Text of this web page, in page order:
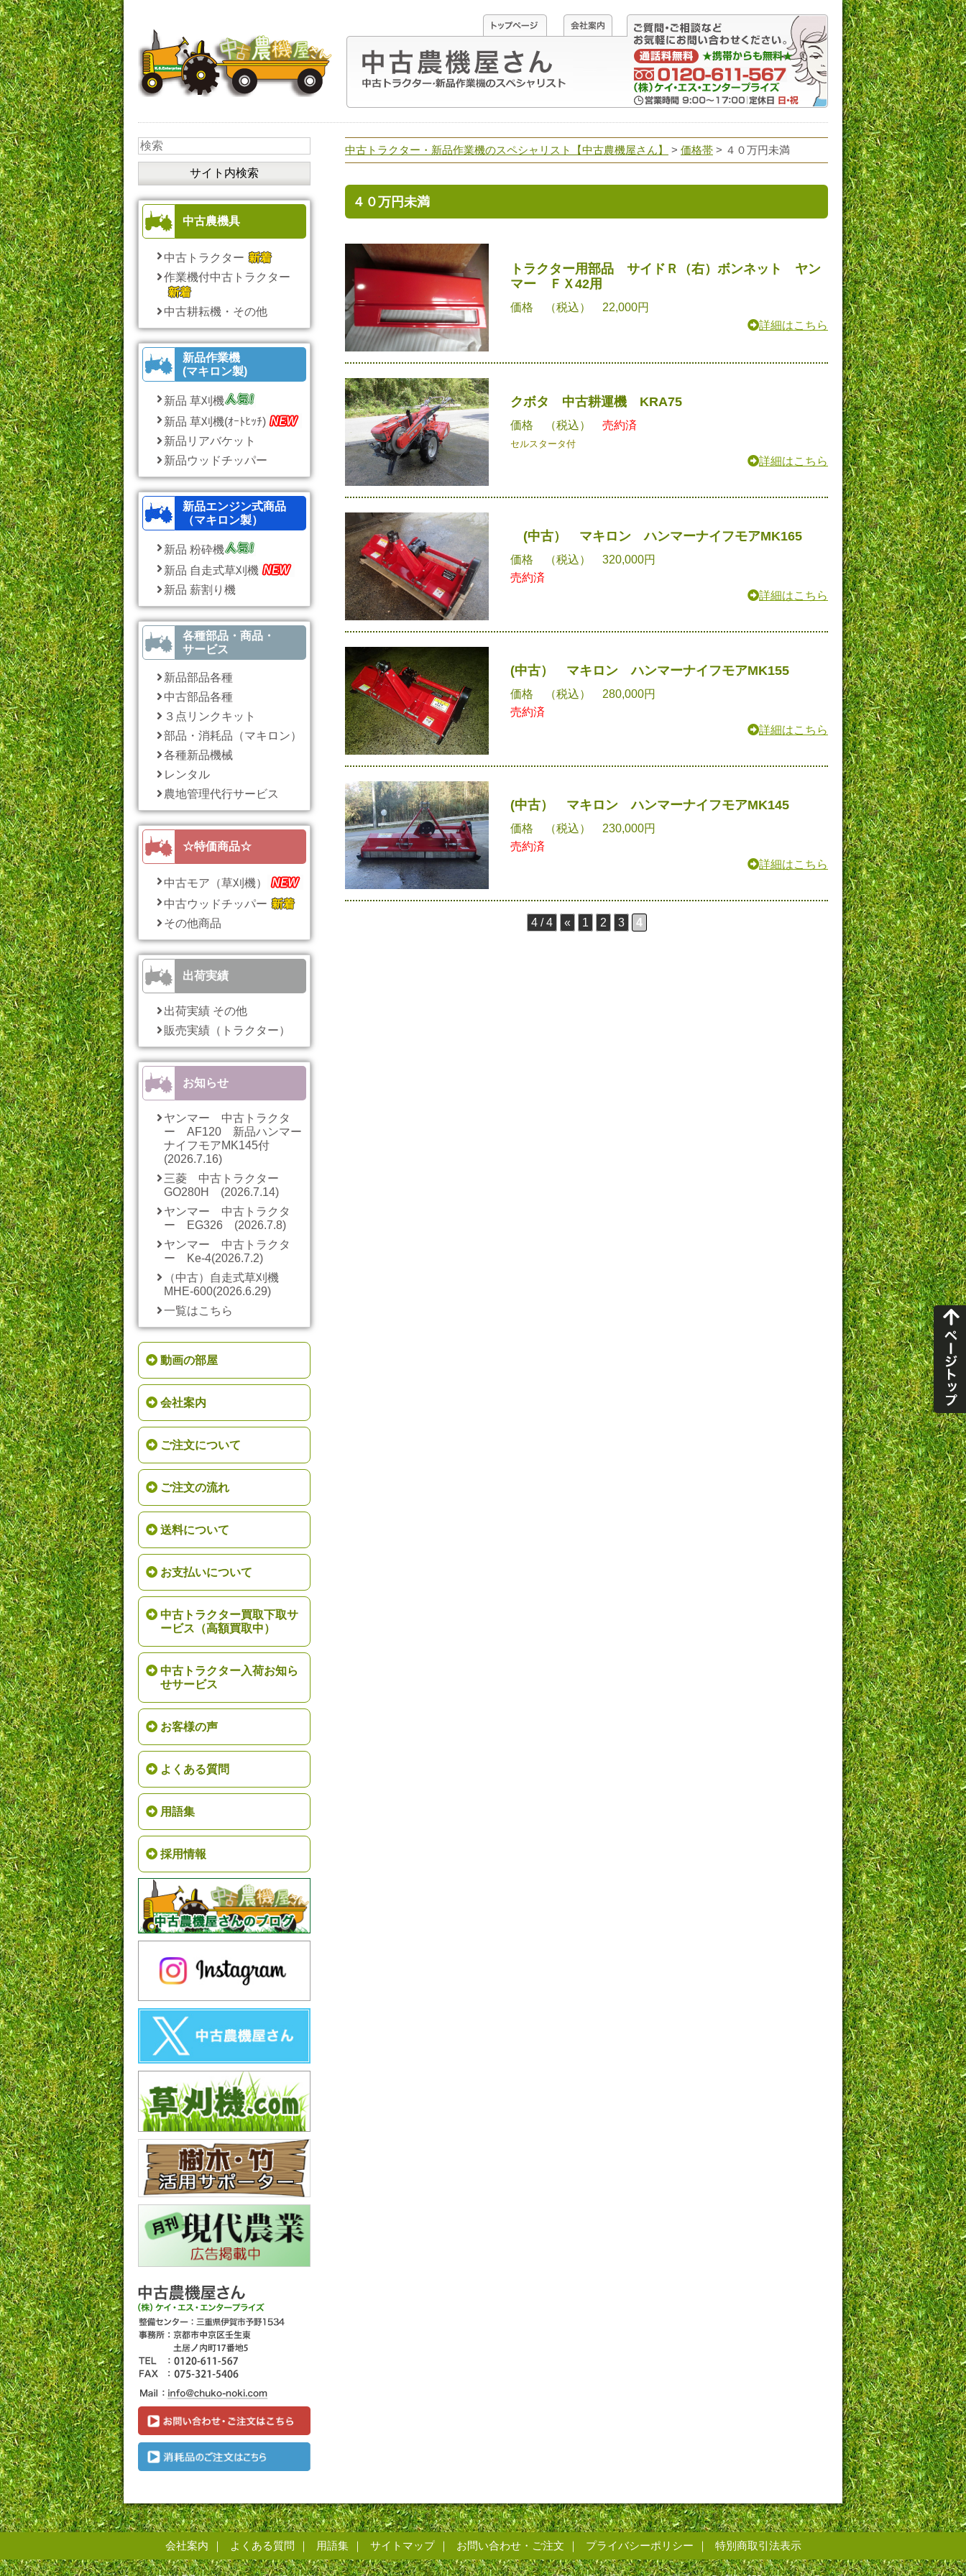
中古農機具
中古トラクター
作業機付中古トラクター
中古耕耘機・その他
新品作業機
(マキロン製)
新品 草刈機
新品 草刈機(ｵｰﾄﾋｯﾁ)
新品リアバケット
新品ウッドチッパー
新品エンジン式商品
（マキロン製）
新品 粉砕機
新品 自走式草刈機
新品 薪割り機
各種部品・商品・
サービス
新品部品各種
中古部品各種
３点リンクキット
部品・消耗品（マキロン）
各種新品機械
レンタル
農地管理代行サービス
☆特価商品☆
中古モア（草刈機）
中古ウッドチッパー
その他商品
出荷実績
出荷実績 その他
販売実績（トラクター）
お知らせ
ヤンマー 中古トラクタ
ー AF120 新品ハンマー
ナイフモアMK145付
(2026.7.16)
三菱 中古トラクター
GO280H (2026.7.14)
ヤンマー 中古トラクタ
ー EG326 (2026.7.8)
ヤンマー 中古トラクタ
ー Ke-4(2026.7.2)
（中古）自走式草刈機
MHE-600(2026.6.29)
一覧はこちら
動画の部屋
会社案内
ご注文について
ご注文の流れ
送料について
お支払いについて
中古トラクター買取下取サ
ービス（高額買取中）
中古トラクター入荷お知ら
せサービス
お客様の声
よくある質問
用語集
採用情報
中古トラクター・新品作業機のスペシャリスト【中古農機屋さん】 > 価格帯 > ４０万円未満
４０万円未満
トラクター用部品 サイドＲ（右）ボンネット ヤン
マー ＦＸ42用
価格 （税込） 22,000円
詳細はこちら
クボタ 中古耕運機 KRA75
価格 （税込） 売約済
セルスタータ付
詳細はこちら
(中古） マキロン ハンマーナイフモアMK165
価格 （税込） 320,000円
売約済
詳細はこちら
(中古） マキロン ハンマーナイフモアMK155
価格 （税込） 280,000円
売約済
詳細はこちら
(中古） マキロン ハンマーナイフモアMK145
価格 （税込） 230,000円
売約済
詳細はこちら
4 / 4 « 1 2 3 4
会社案内 よくある質問 用語集 サイトマップ お問い合わせ・ご注文 プライバシーポリシー 特別商取引法表示